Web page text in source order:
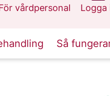
vårdpersonal
Logga
Så